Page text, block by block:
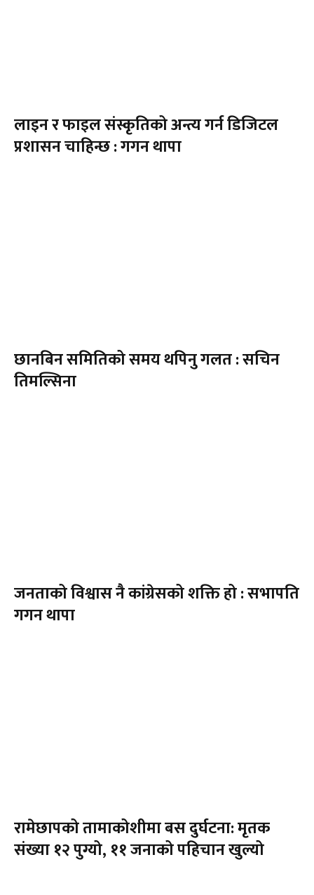
लाइन र फाइल संस्कृतिको अन्त्य गर्न डिजिटल
प्रशासन चाहिन्छ : गगन थापा
छानबिन समितिको समय थपिनु गलत : सचिन
तिमल्सिना
जनताको विश्वास नै कांग्रेसको शक्ति हो : सभापति
गगन थापा
रामेछापको तामाकोशीमा बस दुर्घटना: मृतक
संख्या १२ पुग्यो, ११ जनाको पहिचान खुल्यो